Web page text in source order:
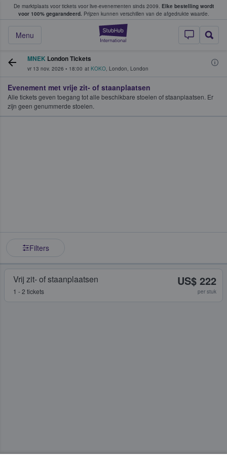
De marktplaats voor tickets voor live-evenementen sinds 2009. Elke bestelling wordt
voor 100% gegarandeerd. Prijzen kunnen verschillen van de afgedrukte waarde.
StubHub: waar
Menu
tickets kopen en verkopen
MNEK London Tickets
vr 13 nov. 2026 • 18:00 at KOKO, London, London
Evenement met vrije zit- of staanplaatsen
Alle tickets geven toegang tot alle beschikbare stoelen of staanplaatsen. Er
zijn geen genummerde stoelen.
Filters
Vrij zit- of staanplaatsen
1 - 2 tickets
US$ 222
per stuk